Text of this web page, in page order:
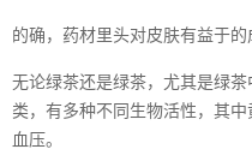
的确，药材里头对皮肤有益于
无论绿茶还是绿茶，尤其是绿
类，有多种不同生物活性，其
血压。